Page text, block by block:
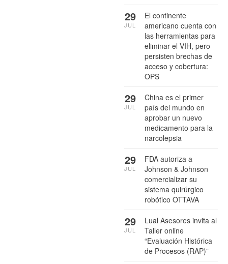
El continente
americano cuenta con
las herramientas para
eliminar el VIH, pero
persisten brechas de
acceso y cobertura:
OPS
29
JUL
China es el primer
país del mundo en
aprobar un nuevo
medicamento para la
narcolepsia
29
JUL
FDA autoriza a
Johnson & Johnson
comercializar su
sistema quirúrgico
robótico OTTAVA
29
JUL
Lual Asesores invita al
Taller online
“Evaluación Histórica
de Procesos (RAP)”
29
JUL